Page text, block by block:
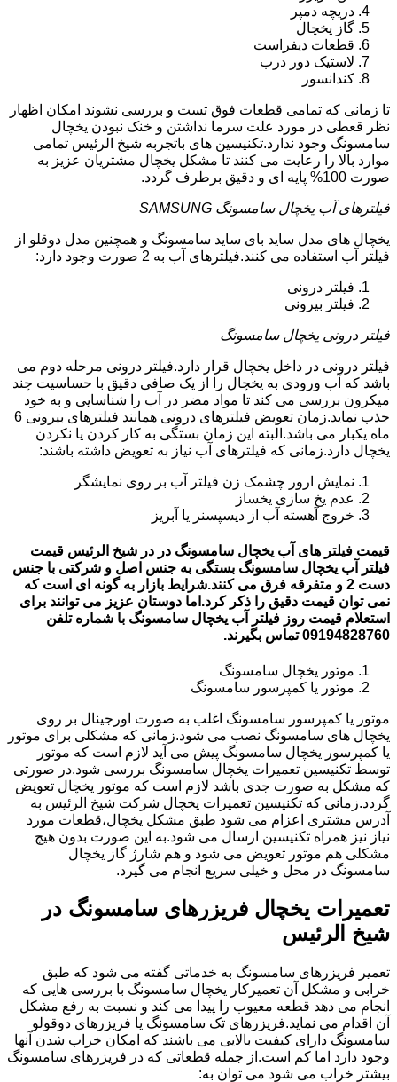
دریچه دمپر
گاز یخچال
قطعات دیفراست
لاستیک دور درب
کندانسور
تا زمانی که تمامی قطعات فوق تست و بررسی نشوند امکان اظهار
نظر قعطی در مورد علت سرما نداشتن و خنک نبودن یخچال
سامسونگ وجود ندارد.تکنیسین های باتجربه شیخ الرئیس تمامی
موارد بالا را رعایت می کنند تا مشکل یخچال مشتریان عزیز به
صورت 100% پایه ای و دقیق برطرف گردد.
فیلترهای آب یخچال سامسونگ SAMSUNG
یخچال های مدل ساید بای ساید سامسونگ و همچنین مدل دوقلو از
فیلتر آب استفاده می کنند.فیلترهای آب به 2 صورت وجود دارد:
فیلتر درونی
فیلتر بیرونی
فیلتر درونی یخچال سامسونگ
فیلتر درونی در داخل یخچال قرار دارد.فیلتر درونی مرحله دوم می
باشد که آب ورودی به یخچال را از یک صافی دقیق با حساسیت چند
میکرون بررسی می کند تا مواد مضر در آب را شناسایی و به خود
جذب نماید.زمان تعویض فیلترهای درونی همانند فیلترهای بیرونی 6
ماه یکبار می باشد.البته این زمان بستگی به کار کردن یا نکردن
یخچال دارد.زمانی که فیلترهای آب نیاز به تعویض داشته باشند:
نمایش ارور چشمک زن فیلتر آب بر روی نمایشگر
عدم یخ سازی یخساز
خروج آهسته آب از دیسپسنر یا آبریز
قیمت فیلتر های آب یخچال سامسونگ در در شیخ الرئیس قیمت
فیلتر آب یخچال سامسونگ بستگی به جنس اصل و شرکتی با جنس
دست 2 و متفرقه فرق می کنند.شرایط بازار به گونه ای است که
نمی توان قیمت دقیق را ذکر کرد.اما دوستان عزیز می توانند برای
استعلام قیمت روز فیلتر آب یخچال سامسونگ با شماره تلفن
09194828760 تماس بگیرند.
موتور یخچال سامسونگ
موتور یا کمپرسور سامسونگ
موتور یا کمپرسور سامسونگ اغلب به صورت اورجینال بر روی
یخچال های سامسونگ نصب می شود.زمانی که مشکلی برای موتور
یا کمپرسور یخچال سامسونگ پیش می آید لازم است که موتور
توسط تکنیسین تعمیرات یخچال سامسونگ بررسی شود.در صورتی
که مشکل به صورت جدی باشد لازم است که موتور یخچال تعویض
گردد.زمانی که تکنیسین تعمیرات یخچال شرکت شیخ الرئیس به
آدرس مشتری اعزام می شود طبق مشکل یخچال،قطعات مورد
نیاز نیز همراه تکنیسین ارسال می شود.به این صورت بدون هیچ
مشکلی هم موتور تعویض می شود و هم شارژ گاز یخچال
سامسونگ در محل و خیلی سریع انجام می گیرد.
تعمیرات یخچال فریزرهای سامسونگ در
شیخ الرئیس
تعمیر فریزرهای سامسونگ به خدماتی گفته می شود که طبق
خرابی و مشکل آن تعمیرکار یخچال سامسونگ با بررسی هایی که
انجام می دهد قطعه معیوب را پیدا می کند و نسبت به رفع مشکل
آن اقدام می نماید.فریزرهای تک سامسونگ یا فریزرهای دوقولو
سامسونگ دارای کیفیت بالایی می باشند که امکان خراب شدن آنها
وجود دارد اما کم است.از جمله قطعاتی که در فریزرهای سامسونگ
بیشتر خراب می شود می توان به: